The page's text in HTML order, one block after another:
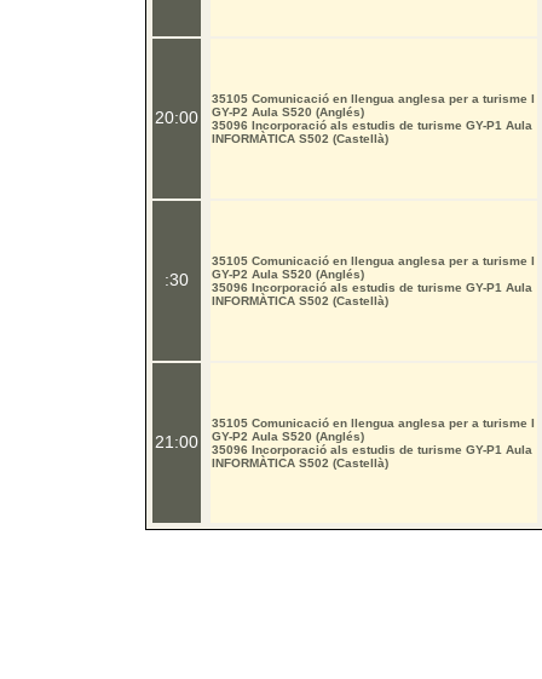
20:00
:30
21:00
35105 Comunicació en llengua anglesa per a turisme I
GY-P2 Aula S520 (Anglés)
35096 Incorporació als estudis de turisme GY-P1 Aula
INFORMÀTICA S502 (Castellà)
35105 Comunicació en llengua anglesa per a turisme I
GY-P2 Aula S520 (Anglés)
35096 Incorporació als estudis de turisme GY-P1 Aula
INFORMÀTICA S502 (Castellà)
35105 Comunicació en llengua anglesa per a turisme I
GY-P2 Aula S520 (Anglés)
35096 Incorporació als estudis de turisme GY-P1 Aula
INFORMÀTICA S502 (Castellà)